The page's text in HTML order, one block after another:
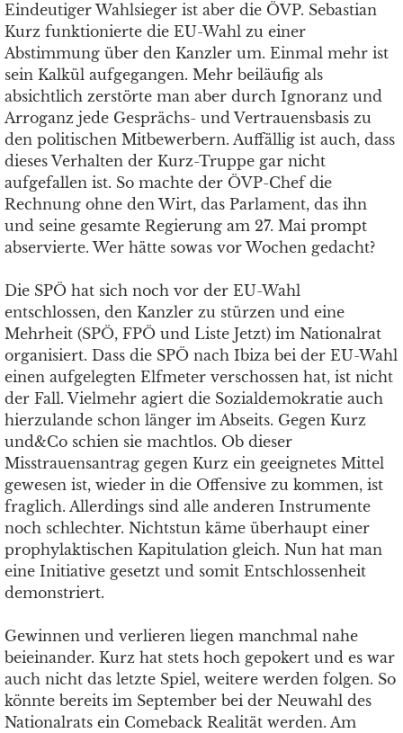
Eindeutiger Wahlsieger ist aber die ÖVP. Sebastian
Kurz funktionierte die EU-Wahl zu einer
Abstimmung über den Kanzler um. Einmal mehr ist
sein Kalkül aufgegangen. Mehr beiläufig als
absichtlich zerstörte man aber durch Ignoranz und
Arroganz jede Gesprächs- und Vertrauensbasis zu
den politischen Mitbewerbern. Auffällig ist auch, dass
dieses Verhalten der Kurz-Truppe gar nicht
aufgefallen ist. So machte der ÖVP-Chef die
Rechnung ohne den Wirt, das Parlament, das ihn
und seine gesamte Regierung am 27. Mai prompt
abservierte. Wer hätte sowas vor Wochen gedacht?
Die SPÖ hat sich noch vor der EU-Wahl
entschlossen, den Kanzler zu stürzen und eine
Mehrheit (SPÖ, FPÖ und Liste Jetzt) im Nationalrat
organisiert. Dass die SPÖ nach Ibiza bei der EU-Wahl
einen aufgelegten Elfmeter verschossen hat, ist nicht
der Fall. Vielmehr agiert die Sozialdemokratie auch
hierzulande schon länger im Abseits. Gegen Kurz
und&Co schien sie machtlos. Ob dieser
Misstrauensantrag gegen Kurz ein geeignetes Mittel
gewesen ist, wieder in die Offensive zu kommen, ist
fraglich. Allerdings sind alle anderen Instrumente
noch schlechter. Nichtstun käme überhaupt einer
prophylaktischen Kapitulation gleich. Nun hat man
eine Initiative gesetzt und somit Entschlossenheit
demonstriert.
Gewinnen und verlieren liegen manchmal nahe
beieinander. Kurz hat stets hoch gepokert und es war
auch nicht das letzte Spiel, weitere werden folgen. So
könnte bereits im September bei der Neuwahl des
Nationalrats ein Comeback Realität werden. Am